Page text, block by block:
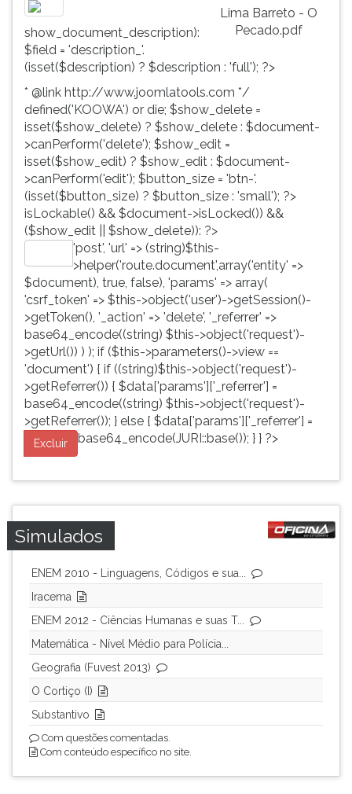
Lima Barreto - O
Pecado.pdf
show_document_description):
$field = 'description_'.
(isset($description) ? $description : 'full'); ?>
* @link http://www.joomlatools.com */
defined('KOOWA') or die; $show_delete =
isset($show_delete) ? $show_delete : $document-
>canPerform('delete'); $show_edit =
isset($show_edit) ? $show_edit : $document-
>canPerform('edit'); $button_size = 'btn-'.
(isset($button_size) ? $button_size : 'small'); ?>
isLockable() && $document->isLocked()) &&
($show_edit || $show_delete)): ?>
'post', 'url' => (string)$this-
>helper('route.document',array('entity' =>
$document), true, false), 'params' => array(
'csrf_token' => $this->object('user')->getSession()-
>getToken(), '_action' => 'delete', '_referrer' =>
base64_encode((string) $this->object('request')-
>getUrl()) ) ); if ($this->parameters()->view ==
'document') { if ((string)$this->object('request')-
>getReferrer()) { $data['params']['_referrer'] =
base64_encode((string) $this->object('request')-
>getReferrer()); } else { $data['params']['_referrer'] =
base64_encode(JURI::base()); } } ?>
Excluir
Simulados
ENEM 2010 - Linguagens, Códigos e sua...
Iracema
ENEM 2012 - Ciências Humanas e suas T...
Matemática - Nível Médio para Polícia...
Geografia (Fuvest 2013)
O Cortiço (I)
Substantivo
Com questões comentadas.
Com conteúdo específico no site.